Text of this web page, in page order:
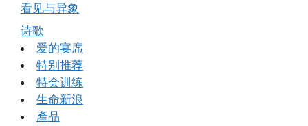
看见与异象
诗歌
爱的宴席
特别推荐
特会训练
生命新浪
產品